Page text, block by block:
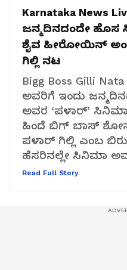
Karnataka News
ಜನ್ಮದಿನದಂದೇ ಹೊಸ
ಶೈವ ಹೀರೋಯಿನ್‌ ಅಂತ
ಗಿಲ್ಲಿ ನಟ
Bigg Boss Gilli
ಅವರಿಗೆ ಇಂದು
ಅವರ ‘ಪಳಾರ್’‌
ಹಿಂದೆ ಬಿಗ್‌ ಬಾಸ್‌
ಪಳಾರ್‌ ಗಿಲ್ಲಿ ಎಂಬ
ಹೆಸರಿನಲ್ಲೇ ಸಿನಿಮಾ
Read Full Story